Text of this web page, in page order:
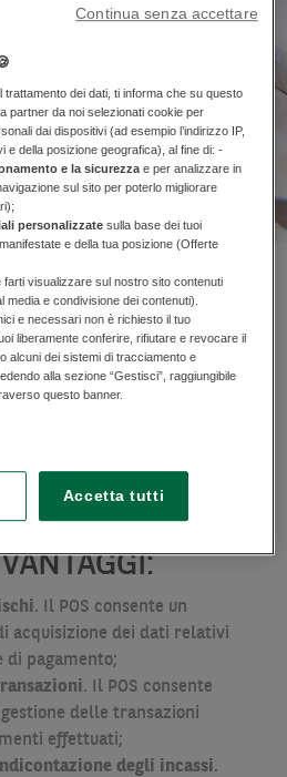
BNP
A
DELLA
UN
ALTAMENTE
CON I
. Il POS consente un
acquisizione dei dati relativi
di pagamento;
. Il POS consente
gestione delle transazioni
effettuati;
degli incassi.
trattamento dei dati, ti informa che su questo
partner da noi selezionati cookie per
dai dispositivi (ad esempio l’indirizzo IP,
e della posizione geografica), al fine di: -
e la sicurezzae per analizzare in
sul sito per poterlo migliorare
personalizzatesulla base dei tuoi
e della tua posizione (Offerte
visualizzare sul nostro sito contenuti
media e condivisione dei contenuti).
e necessari non è richiesto il tuo
liberamente conferire, rifiutare e revocare il
alcuni dei sistemi di tracciamento e
alla sezione “Gestisci”, raggiungibile
questo banner.
Accetta tutti
Continua senza accettare